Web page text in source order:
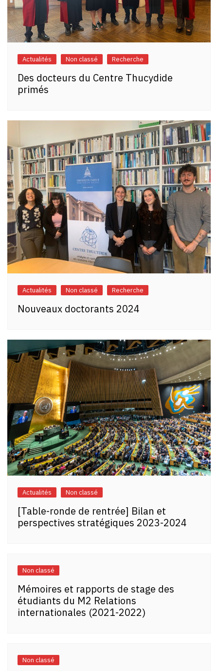
Actualités Non classé Recherche
Des docteurs du Centre Thucydide
primés
Actualités Non classé Recherche
Nouveaux doctorants 2024
Actualités Non classé
[Table-ronde de rentrée] Bilan et
perspectives stratégiques 2023-2024
Non classé
Mémoires et rapports de stage des
étudiants du M2 Relations
internationales (2021-2022)
Non classé